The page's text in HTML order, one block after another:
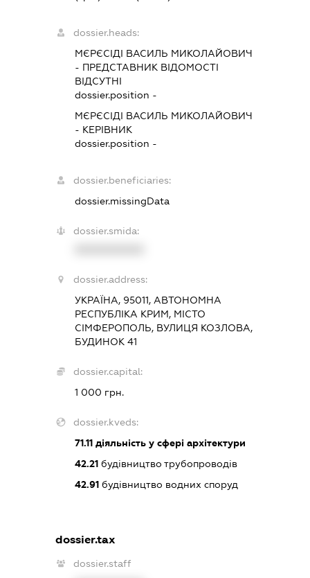
dossier.heads:
МЄРЄСІДІ ВАСИЛЬ МИКОЛАЙОВИЧ
- ПРЕДСТАВНИК ВІДОМОСТІ
ВІДСУТНІ
dossier.position -
МЄРЄСІДІ ВАСИЛЬ МИКОЛАЙОВИЧ
- КЕРІВНИК
dossier.position -
dossier.beneficiaries:
dossier.missingData
dossier.smida:
dossier.address:
УКРАЇНА, 95011, АВТОНОМНА
РЕСПУБЛІКА КРИМ, МІСТО
СІМФЕРОПОЛЬ, ВУЛИЦЯ КОЗЛОВА,
БУДИНОК 41
dossier.capital:
1 000 грн.
dossier.kveds:
71.11 діяльність у сфері архітектури
42.21 будівництво трубопроводів
42.91 будівництво водних споруд
dossier.tax
dossier.staff